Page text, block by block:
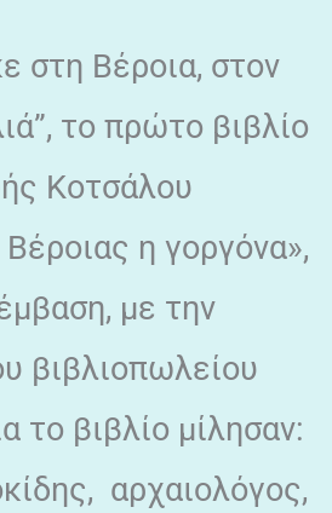
στη Βέροια, στον
το πρώτο βιβλίο
Κοτσάλου
η γοργόνα»,
με την
βιβλιοπωλείου
το βιβλίο μίλησαν:
αρχαιολόγος,